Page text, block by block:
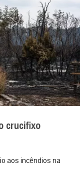
crucifixo
aos incêndios na